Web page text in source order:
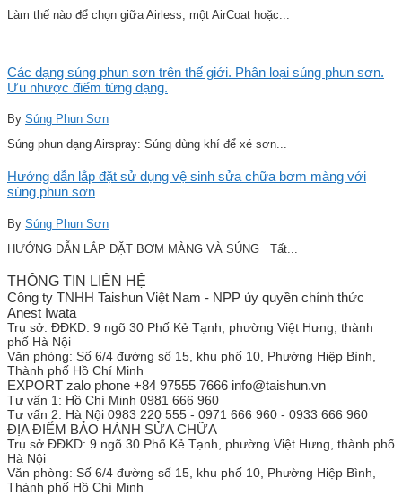
Làm thế nào để chọn giữa Airless, một AirCoat hoặc...
Các dạng súng phun sơn trên thế giới. Phân loại súng phun sơn.
Ưu nhược điểm từng dạng.
By Súng Phun Sơn
Súng phun dạng Airspray: Súng dùng khí để xé sơn...
Hướng dẫn lắp đặt sử dụng vệ sinh sửa chữa bơm màng với
súng phun sơn
By Súng Phun Sơn
HƯỚNG DẪN LẮP ĐẶT BƠM MÀNG VÀ SÚNG Tất...
THÔNG TIN LIÊN HỆ
Công ty TNHH Taishun Việt Nam - NPP ủy quyền chính thức
Anest Iwata
Trụ sở: ĐĐKD: 9 ngõ 30 Phố Kẻ Tạnh, phường Việt Hưng, thành
phố Hà Nội
Văn phòng: Số 6/4 đường số 15, khu phố 10, Phường Hiệp Bình,
Thành phố Hồ Chí Minh
EXPORT zalo phone +84 97555 7666 info@taishun.vn
Tư vấn 1: Hồ Chí Minh 0981 666 960
Tư vấn 2: Hà Nội 0983 220 555 - 0971 666 960 - 0933 666 960
ĐỊA ĐIỂM BẢO HÀNH SỬA CHỮA
Trụ sở ĐĐKD: 9 ngõ 30 Phố Kẻ Tạnh, phường Việt Hưng, thành phố
Hà Nội
Văn phòng: Số 6/4 đường số 15, khu phố 10, Phường Hiệp Bình,
Thành phố Hồ Chí Minh